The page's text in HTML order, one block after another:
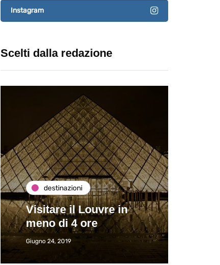
Instagram
Scelti dalla redazione
destinazioni
Visitare il Louvre in
meno di 4 ore
Giugno 24, 2019